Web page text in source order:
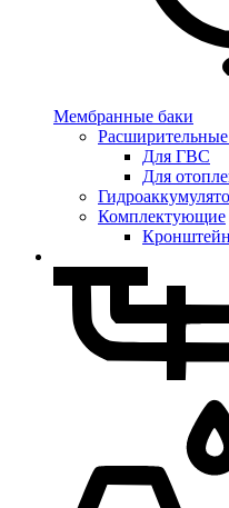
Мембранные баки
Для ГВС
Для
Комплектующие